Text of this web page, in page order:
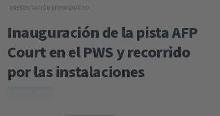
PRESENTACIÓN DE PRODUCTO
Inauguración de la pista AFP
Court en el PWS y recorrido
por las instalaciones